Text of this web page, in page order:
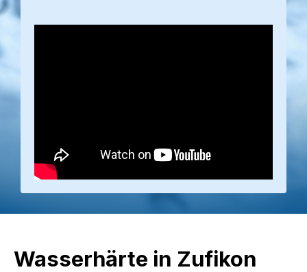
Wasserhärte in Zufikon